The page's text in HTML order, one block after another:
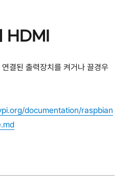
HDMI
결된 출력장치를 켜거나 끌경우
documentation/raspbian